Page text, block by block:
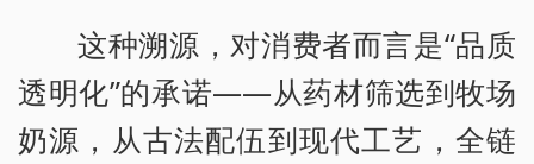
这种溯源，对消费者而言是“品质
透明化”的承诺——从药材筛选到牧场
奶源，从古法配伍到现代工艺，全链